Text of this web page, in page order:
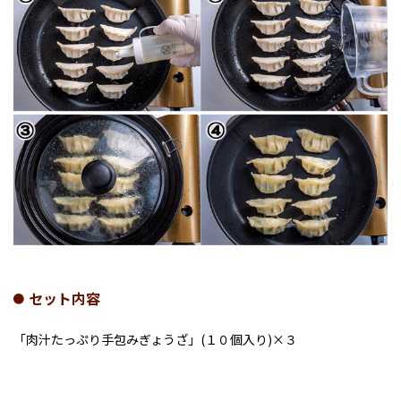
セット内容
「肉汁たっぷり手包みぎょうざ」(１０個入り)×３